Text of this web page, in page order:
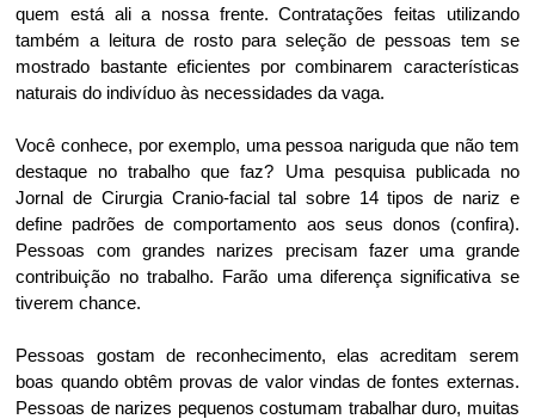
quem está ali a nossa frente. Contratações feitas utilizando
também a leitura de rosto para seleção de pessoas tem se
mostrado bastante eficientes por combinarem características
naturais do indivíduo às necessidades da vaga.
Você conhece, por exemplo, uma pessoa nariguda que não tem
destaque no trabalho que faz? Uma pesquisa publicada no
Jornal de Cirurgia Cranio-facial tal sobre 14 tipos de nariz e
define padrões de comportamento aos seus donos (confira).
Pessoas com grandes narizes precisam fazer uma grande
contribuição no trabalho. Farão uma diferença significativa se
tiverem chance.
Pessoas gostam de reconhecimento, elas acreditam serem
boas quando obtêm provas de valor vindas de fontes externas.
Pessoas de narizes pequenos costumam trabalhar duro, muitas